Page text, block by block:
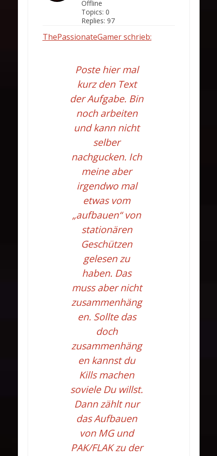
Offline
Topics: 0
Replies: 97
ThePassionateGamer schrieb:
Poste hier mal
kurz den Text
der Aufgabe. Bin
noch arbeiten
und kann nicht
selber
nachgucken. Ich
meine aber
irgendwo mal
etwas vom
„aufbauen“ von
stationären
Geschützen
gelesen zu
haben. Das
muss aber nicht
zusammenhäng
en. Sollte das
doch
zusammenhäng
en kannst du
Kills machen
soviele Du willst.
Dann zählt nur
das Aufbauen
von MG und
PAK/FLAK zu der